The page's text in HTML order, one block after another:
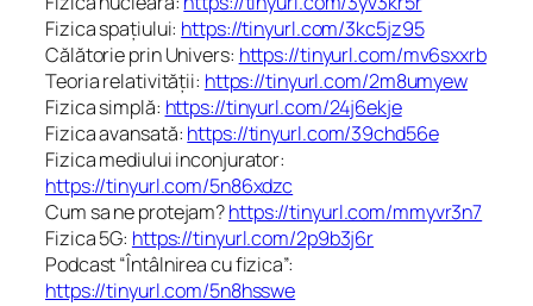
Fizica spațiului: https://tinyurl.com/3kc5jz95
Călătorie prin Univers: https://tinyurl.com/mv6sxxrb
Teoria relativității: https://tinyurl.com/2m8umyew
Fizica simplă: https://tinyurl.com/24j6ekje
Fizica avansată: https://tinyurl.com/39chd56e
Fizica mediului inconjurator:
https://tinyurl.com/5n86xdzc
Cum sa ne protejam?https://tinyurl.com/mmyvr3n7
Fizica 5G: https://tinyurl.com/2p9b3j6r
Podcast “Întâlnirea cu fizica”:
https://tinyurl.com/5n8hsswe